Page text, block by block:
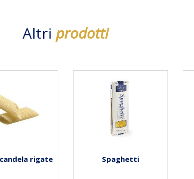
Altri prodotti
rigate Spaghetti